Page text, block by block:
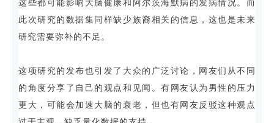
这些都可能影响大脑健康和阿尔茨海默病的发病情况。而
此次研究的数据集同样缺少族裔相关的信息，这也是未来
研究需要弥补的不足。
这项研究的发布也引发了大众的广泛讨论，网友们从不同
的角度分享了自己的观点和见闻。有网友认为男性的压力
更大，可能会加速大脑的衰老，但也有网友反驳这种观点